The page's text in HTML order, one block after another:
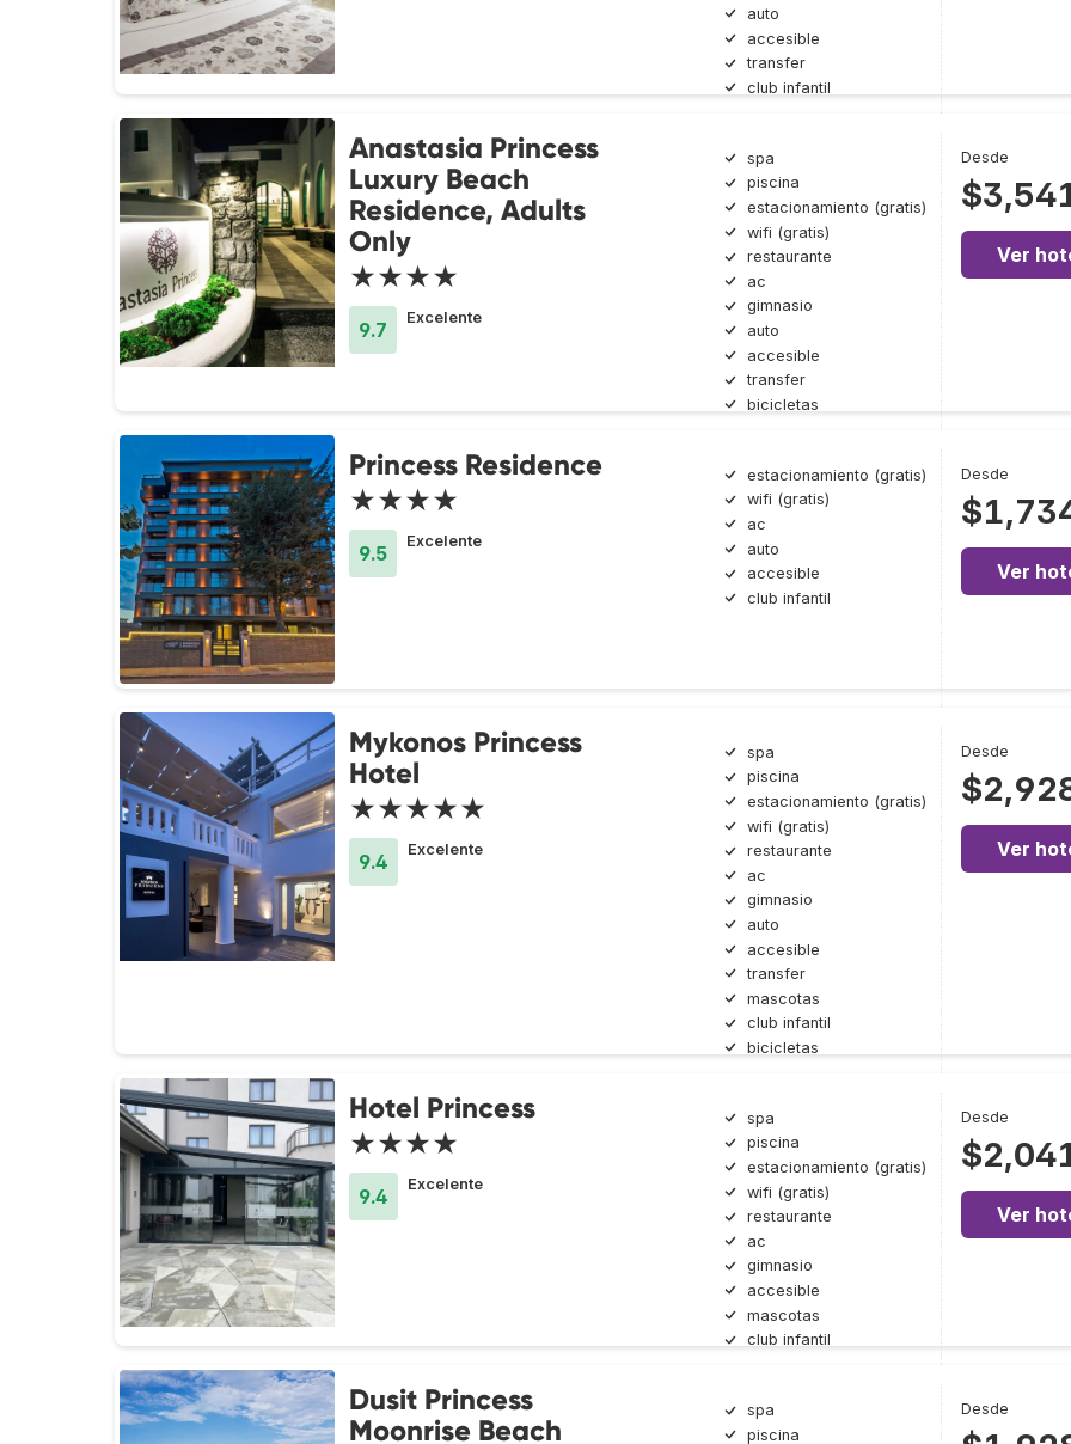
auto
accesible
transfer
club infantil
Anastasia Princess
Luxury Beach
Residence, Adults
Only
★★★★
9.7
Excelente
spa
piscina
estacionamiento (gratis)
wifi (gratis)
restaurante
ac
gimnasio
auto
accesible
transfer
bicicletas
Desde
Ver
Princess Residence
★★★★
9.5
Excelente
estacionamiento (gratis)
wifi (gratis)
ac
auto
accesible
club infantil
Desde
Ver
Mykonos Princess
Hotel
★★★★★
9.4
Excelente
spa
piscina
estacionamiento (gratis)
wifi (gratis)
restaurante
ac
gimnasio
auto
accesible
transfer
mascotas
club infantil
bicicletas
Desde
Ver
Hotel Princess
★★★★
9.4
Excelente
spa
piscina
estacionamiento (gratis)
wifi (gratis)
restaurante
ac
gimnasio
accesible
mascotas
club infantil
Desde
Ver
Dusit Princess
Moonrise Beach
spa
piscina
Desde